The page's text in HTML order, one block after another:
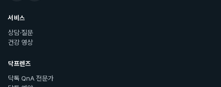
서비스
상담·질문
건강 영상
닥프렌즈
닥톡 QnA 전문가